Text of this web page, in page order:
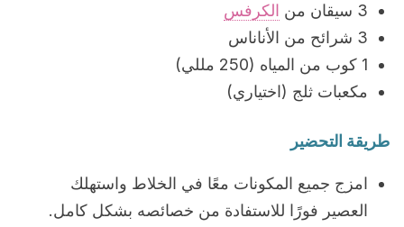
3 سيقان من
الكرفس
3 شرائح من الأناناس
1 كوب من المياه (250 مللي)
مكعبات ثلج (اختياري)
طريقة التحضير
امزج جميع المكونات معًا في الخلاط واستهلك
العصير فورًا للاستفادة من خصائصه بشكل كامل.